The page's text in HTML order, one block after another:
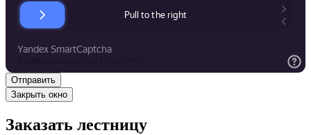
Закрыть окно
Заказать лестницу